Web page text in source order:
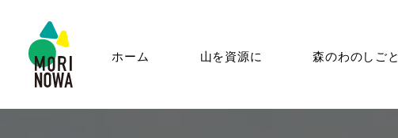
ホーム 山を資源に 森のわのしごと